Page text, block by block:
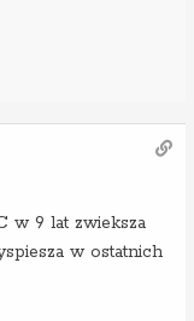
w 9 lat zwieksza
w ostatnich